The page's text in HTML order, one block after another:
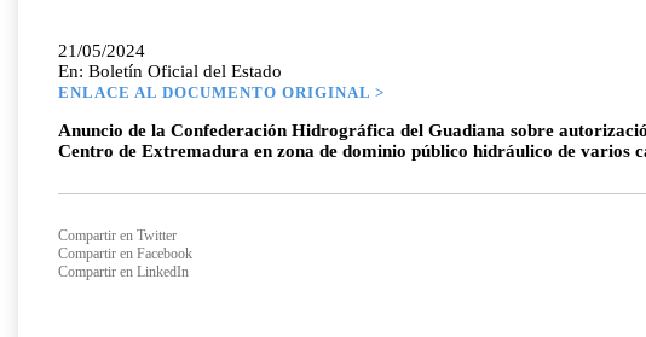
21/05/2024
En: Boletín Oficial del Estado
ENLACE AL DOCUMENTO ORIGINAL >
Anuncio de la Confederación Hidrográfica del Guadiana sobre
Centro de Extremadura en zona de dominio público hidráulico de varios
Compartir en Twitter
Compartir en Facebook
Compartir en LinkedIn